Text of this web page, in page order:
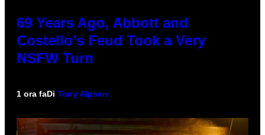
69 Years Ago, Abbott and
Costello’s Feud Took a Very
NSFW Turn
1 ora faDi Tony Alpsen